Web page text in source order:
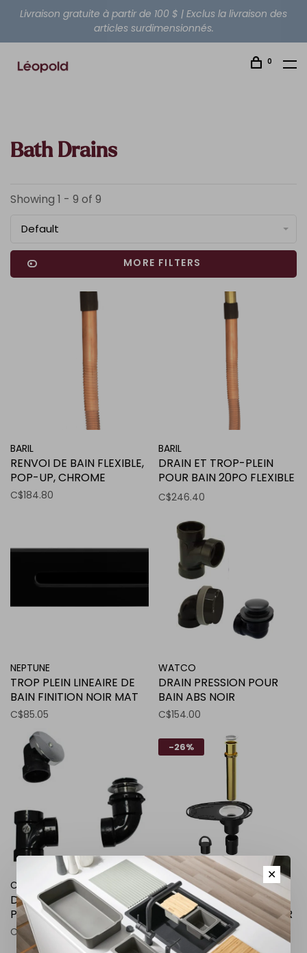
Livraison gratuite à partir de 100 $ | Exclus la livraison des
articles surdimensionnés.
0
Bath Drains
Showing 1 - 9 of 9
Default
MORE FILTERS
BARIL
RENVOI DE BAIN FLEXIBLE,
POP-UP, CHROME
C$184.80
BARIL
DRAIN ET TROP-PLEIN
POUR BAIN 20PO FLEXIBLE
NOIR MAT
C$246.40
NEPTUNE
TROP PLEIN LINEAIRE DE
BAIN FINITION NOIR MAT
C$85.05
WATCO
DRAIN PRESSION POUR
BAIN ABS NOIR
C$154.00
CANPLAS
DRAIN ET TROP-PLEIN
POUR BAIN ABS CHROME
C$35.00
-26%
AKKTUEL
DRAIN DE PLANCHER
POUR BAIN CONNECTEUR
RAPIDE
C$159.95 C$119.00
✕